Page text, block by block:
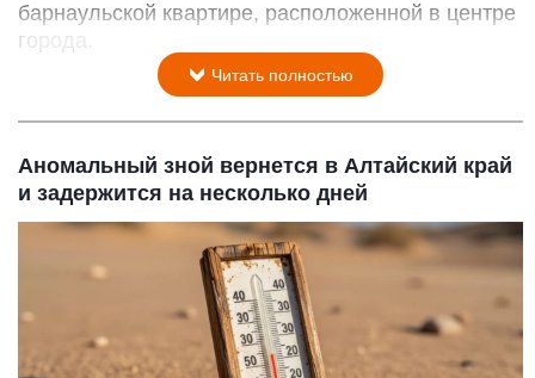
барнаульской квартире, расположенной в центре
города.
Читать полностью
Аномальный зной вернется в Алтайский край
и задержится на несколько дней